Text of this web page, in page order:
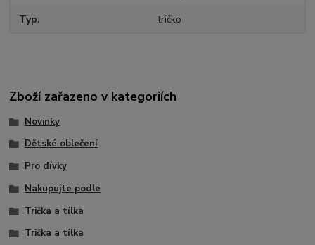
Typ tričko
Zboží zařazeno v kategoriích
Novinky
Dětské oblečení
Pro dívky
Nakupujte podle
Trička a tílka
Trička a tílka